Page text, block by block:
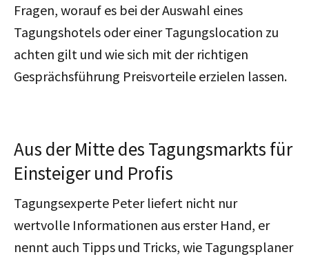
Fragen, worauf es bei der Auswahl eines
Tagungshotels oder einer Tagungslocation zu
achten gilt und wie sich mit der richtigen
Gesprächsführung Preisvorteile erzielen lassen.
Aus der Mitte des Tagungsmarkts für
Einsteiger und Profis
Tagungsexperte Peter liefert nicht nur
wertvolle Informationen aus erster Hand, er
nennt auch Tipps und Tricks, wie Tagungsplaner